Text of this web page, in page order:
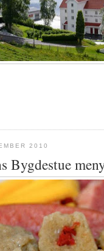
2010
Bygdestue